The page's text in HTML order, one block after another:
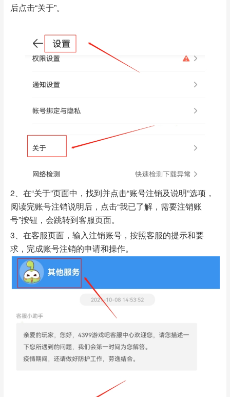
后点击“关于”。
2、在“关于”页面中，找到并点击“账号注销及说明”选项，
阅读完账号注销说明后，点击“我已了解，需要注销账
号”按钮，会跳转到客服页面。
3、在客服页面，输入注销账号，按照客服的提示和要
求，完成账号注销的申请和操作。